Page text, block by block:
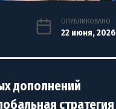
ОПУБЛИКОВАНО
22 июня, 2026
дополнений
стратегия